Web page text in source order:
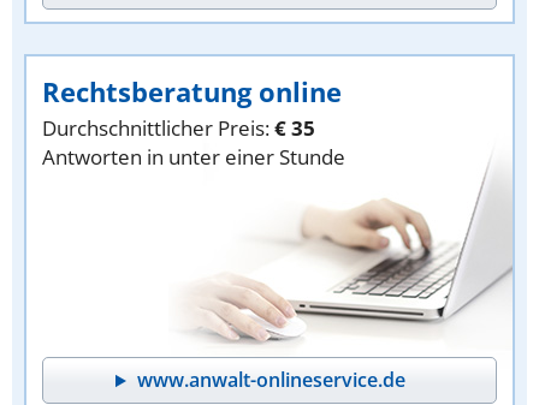
Rechtsberatung online
Durchschnittlicher Preis:€ 35
Antworten in unter einer Stunde
www.anwalt-onlineservice.de